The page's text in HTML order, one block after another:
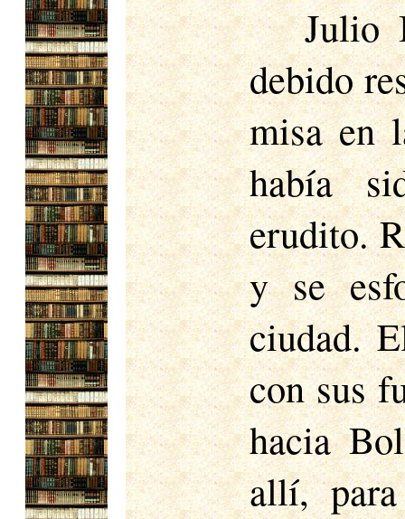
Julio
debido
misa en
había
erudito.
y se
ciudad.
con sus
hacia
allí,